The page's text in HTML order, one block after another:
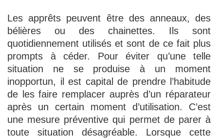
Les apprêts peuvent être des anneaux, des
bélières ou des chainettes. Ils sont
quotidiennement utilisés et sont de ce fait plus
prompts à céder. Pour éviter qu’une telle
situation ne se produise à un moment
inopportun, il est capital de prendre l’habitude
de les faire remplacer auprès d’un réparateur
après un certain moment d’utilisation. C’est
une mesure préventive qui permet de parer à
toute situation désagréable. Lorsque cette